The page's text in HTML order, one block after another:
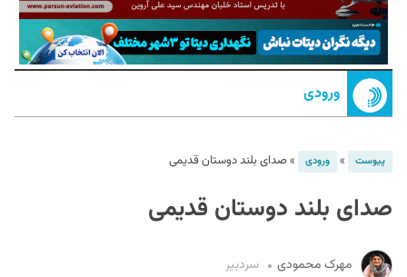
ورودی
پیوست » ورودی »صدای بلند دوستان قدیمی
صدای بلند دوستان قدیمی
مهرک محمودی سردبیر